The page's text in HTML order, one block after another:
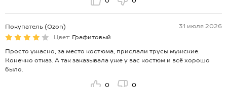
Покупатель (Ozon)
31 июля 2026
Цвет: Графитовый
Просто ужасно, за место костюма, прислали трусы мужские.
Конечно отказ. А так заказывала уже у вас костюм и всё хорошо
было.
0 0